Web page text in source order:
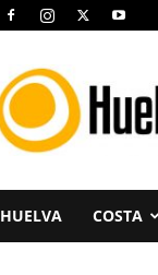
Huelva
Costa
HUELVA COSTA